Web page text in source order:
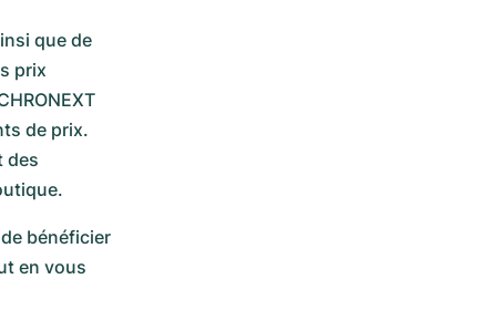
que de
prix
de prix.
des
bénéficier
en vous